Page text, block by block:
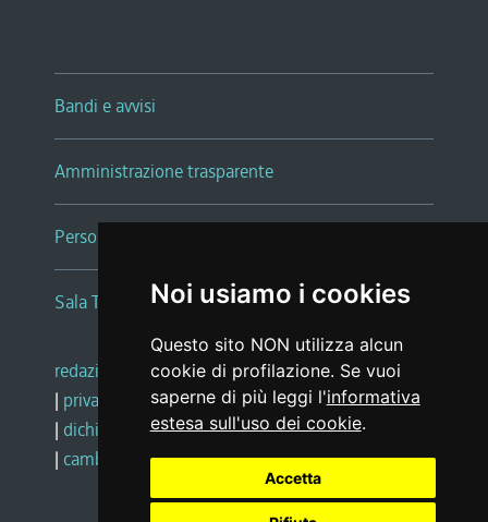
Noi usiamo i cookies
Questo sito NON utilizza alcun
cookie di profilazione. Se vuoi
saperne di più leggi l'informativa
estesa sull'uso dei cookie.
Accetta
Bandi e avvisi
Amministrazione trasparente
Persone e Uffici
Sala Tiziano Tessitori
redazione web |note legali |glossario
| privacy
social media policy
| dichiarazione di accessibilità |feedback
| cambio preferenze cookie